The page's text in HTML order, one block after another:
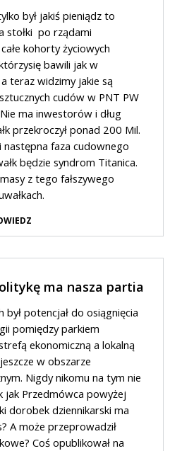
był jakiś pieniądz to
stołki po rządami
kohorty życiowych
bawili jak w
teraz widzimy jakie są
cudów w PNT PW
ma inwestorów i dług
przekroczył ponad 200 Mil.
następna faza cudownego
będzie syndrom Titanica.
z tego fałszywego
ma nasza partia
był potencjał do osiągnięcia
pomiędzy parkiem
ekonomiczną a lokalną
w obszarze
Nigdy nikomu na tym nie
jak Przedmówca powyżej
dorobek dziennikarski ma
A może przeprowadził
Coś opublikował na